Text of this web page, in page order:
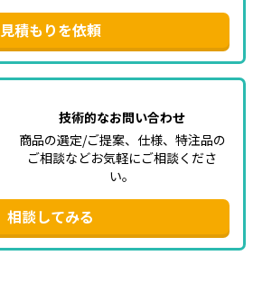
見積もりを依頼
技術的なお問い合わせ
商品の選定/ご提案、仕様、特注品の
ご相談などお気軽にご相談くださ
い。
相談してみる